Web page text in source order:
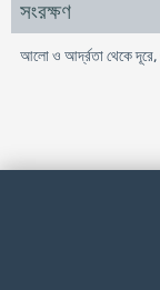
সংরক্ষণ
আলো ও আর্দ্রতা থেকে দূরে,